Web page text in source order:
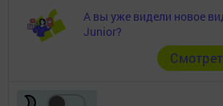
ДокументыА вы уже видели новое
Junior?